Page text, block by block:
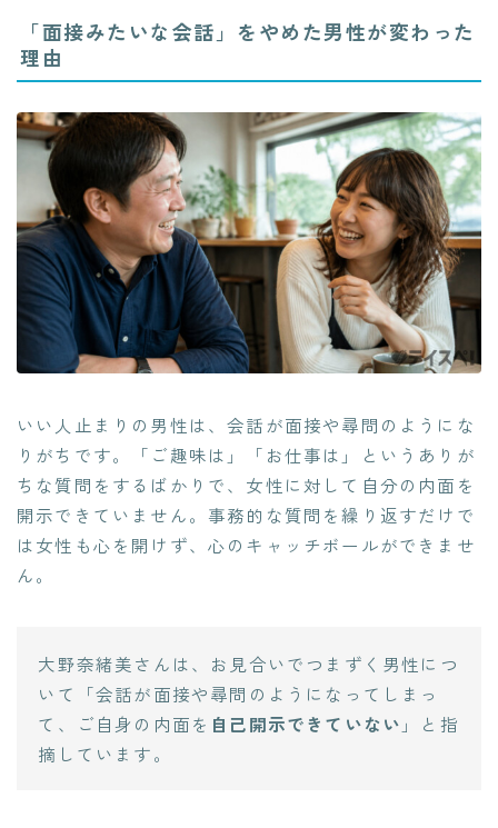
「面接みたいな会話」をやめた男性が変わった
理由
いい人止まりの男性は、会話が面接や尋問のようにな
りがちです。「ご趣味は」「お仕事は」というありが
ちな質問をするばかりで、女性に対して自分の内面を
開示できていません。事務的な質問を繰り返すだけで
は女性も心を開けず、心のキャッチボールができませ
ん。
大野奈緒美さんは、お見合いでつまずく男性につ
いて「会話が面接や尋問のようになってしまっ
て、ご自身の内面を 自己開示できていない 」と指
摘しています。